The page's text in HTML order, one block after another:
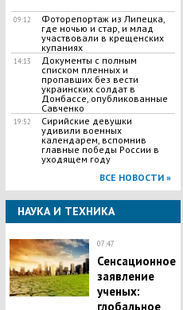
09:12
Фоторепортаж из Липецка,
где ночью и стар, и млад
участвовали в крещенских
купаниях
14:13
Документы с полным
списком пленных и
пропавших без вести
украинских солдат в
Донбассе, опубликованные
Савченко
19:52
Сирийские девушки
удивили военных
календарем, вспомнив
главные победы России в
уходящем году
ВСЕ НОВОСТИ »
НАУКА И ТЕХНИКА
07:47
Сенсационное
заявление
ученых:
глобальное